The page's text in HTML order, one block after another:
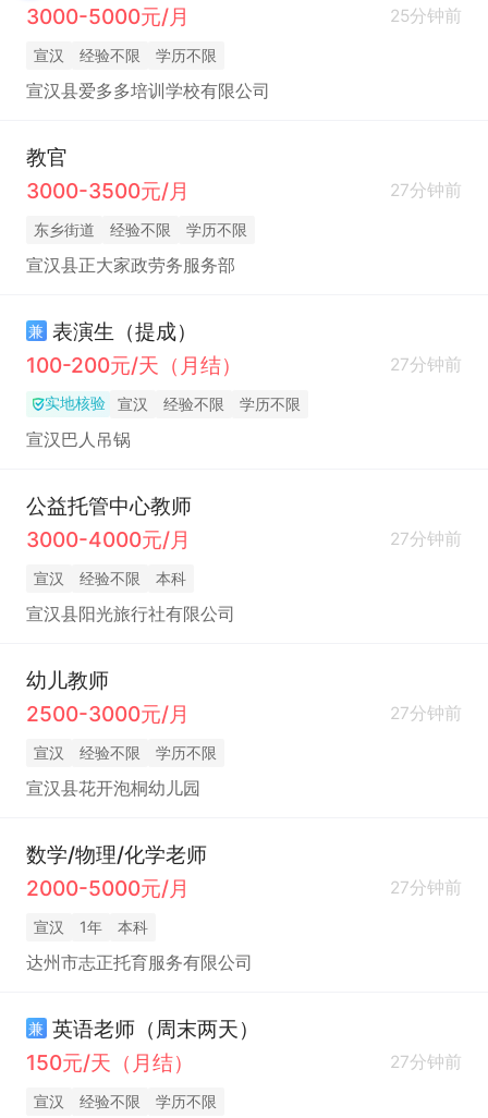
3000-5000元/月
25分钟前
宣汉 经验不限 学历不限
宣汉县爱多多培训学校有限公司
教官
3000-3500元/月
27分钟前
东乡街道 经验不限 学历不限
宣汉县正大家政劳务服务部
兼 表演生（提成）
100-200元/天（月结）
27分钟前
实地核验 宣汉 经验不限 学历不限
宣汉巴人吊锅
公益托管中心教师
3000-4000元/月
27分钟前
宣汉 经验不限 本科
宣汉县阳光旅行社有限公司
幼儿教师
2500-3000元/月
27分钟前
宣汉 经验不限 学历不限
宣汉县花开泡桐幼儿园
数学/物理/化学老师
2000-5000元/月
27分钟前
宣汉 1年 本科
达州市志正托育服务有限公司
兼 英语老师（周末两天）
150元/天（月结）
27分钟前
宣汉 经验不限 学历不限